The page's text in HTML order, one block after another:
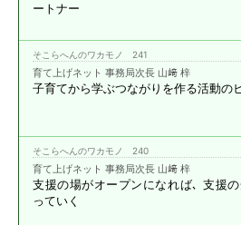
ートナー
そこらへんのワカモノ 241
育て上げネット 事務局次長 山﨑 梓
子育てから学ぶつながりを作る活動の
そこらへんのワカモノ 240
育て上げネット 事務局次長 山﨑 梓
支援の場がオープンになれば､支援
っていく